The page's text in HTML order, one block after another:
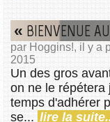
« BIENVENUE
par Hoggins!, il y a
2015
Un des gros
on ne le répétera
temps d'adhérer
se... lire la